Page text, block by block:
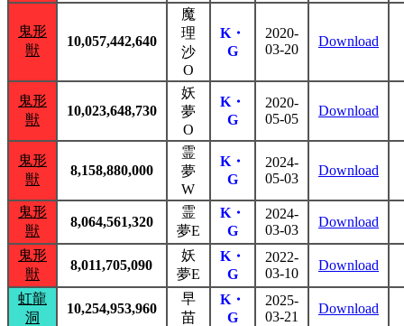
鬼形
獣
10,057,442,640
魔
理
沙
O
K・
G
2020-
03-20
Download
鬼形
獣
10,023,648,730
妖
夢
O
K・
G
2020-
05-05
Download
鬼形
獣
8,158,880,000
霊
夢
W
K・
G
2024-
05-03
Download
鬼形
獣
8,064,561,320
霊
夢E
K・
G
2024-
03-03
Download
鬼形
獣
8,011,705,090
妖
夢E
K・
G
2022-
03-10
Download
虹龍
洞
10,254,953,960
早
苗
K・
G
2025-
03-21
Download